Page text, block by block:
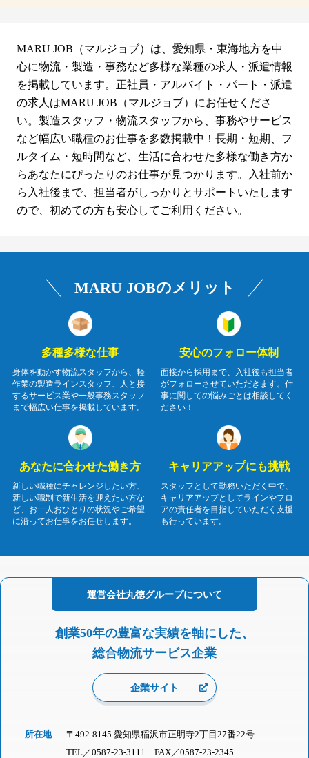
MARU JOB（マルジョブ）は、愛知県・東海地方を中
心に物流・製造・事務など多様な業種の求人・派遣情報
を掲載しています。正社員・アルバイト・パート・派遣
の求人はMARU JOB（マルジョブ）にお任せくださ
い。製造スタッフ・物流スタッフから、事務やサービス
など幅広い職種のお仕事を多数掲載中！長期・短期、フ
ルタイム・短時間など、生活に合わせた多様な働き方か
らあなたにぴったりのお仕事が見つかります。入社前か
ら入社後まで、担当者がしっかりとサポートいたします
ので、初めての方も安心してご利用ください。
MARU JOBのメリット
多種多様な仕事
身体を動かす物流スタッフから、軽
作業の製造ラインスタッフ、人と接
するサービス業や一般事務スタッフ
まで幅広い仕事を掲載しています。
安心のフォロー体制
面接から採用まで、入社後も担当者
がフォローさせていただきます。仕
事に関しての悩みごとは相談してく
ださい！
あなたに合わせた働き方
新しい職種にチャレンジしたい方、
新しい職制で新生活を迎えたい方な
ど、お一人おひとりの状況やご希望
に沿ってお仕事をお任せします。
キャリアアップにも挑戦
スタッフとして勤務いただく中で、
キャリアアップとしてラインやフロ
アの責任者を目指していただく支援
も行っています。
運営会社丸徳グループについて
創業50年の豊富な実績を軸にした、
総合物流サービス企業
企業サイト
所在地
〒492-8145 愛知県稲沢市正明寺2丁目27番22号
TEL／0587-23-3111 FAX／0587-23-2345